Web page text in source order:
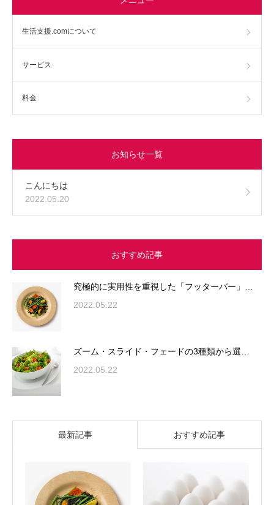
生活支援.comについて
サービス
料金
お知らせ一覧
こんにちは
2022.05.20
おすすめ記事
究極的に実用性を重視した「フッターバー」…
2022.05.22
ズーム・スライド・フェードの3種類から選…
2022.05.22
最新記事 おすすめ記事